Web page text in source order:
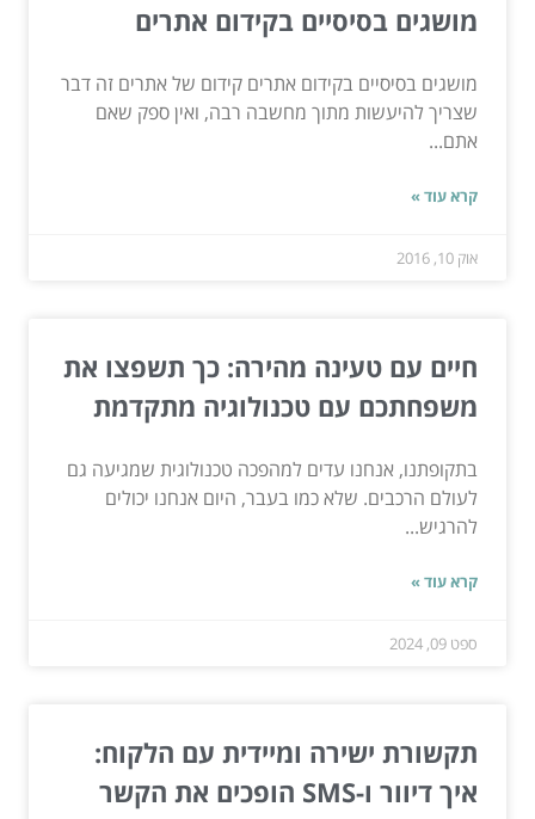
מושגים בסיסיים בקידום אתרים
מושגים בסיסיים בקידום אתרים קידום של אתרים זה דבר
שצריך להיעשות מתוך מחשבה רבה, ואין ספק שאם
אתם...
קרא עוד »
אוק 10, 2016
חיים עם טעינה מהירה: כך תשפצו את
משפחתכם עם טכנולוגיה מתקדמת
בתקופתנו, אנחנו עדים למהפכה טכנולוגית שמגיעה גם
לעולם הרכבים. שלא כמו בעבר, היום אנחנו יכולים
להרגיש...
קרא עוד »
ספט 09, 2024
תקשורת ישירה ומיידית עם הלקוח:
איך דיוור ו-SMS הופכים את הקשר